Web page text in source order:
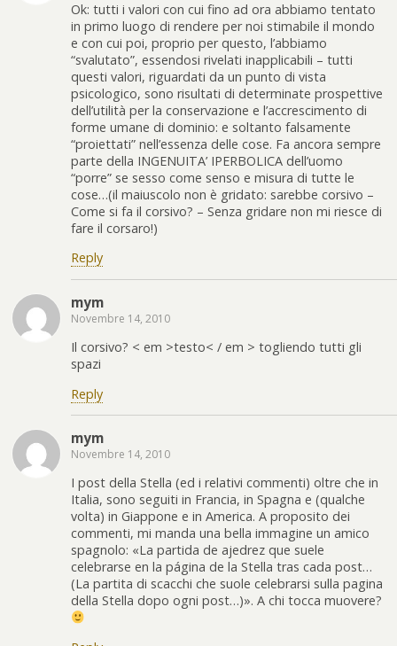
Ok: tutti i valori con cui fino ad ora abbiamo tentato
in primo luogo di rendere per noi stimabile il mondo
e con cui poi, proprio per questo, l’abbiamo
“svalutato”, essendosi rivelati inapplicabili – tutti
questi valori, riguardati da un punto di vista
psicologico, sono risultati di determinate prospettive
dell’utilità per la conservazione e l’accrescimento di
forme umane di dominio: e soltanto falsamente
“proiettati” nell’essenza delle cose. Fa ancora sempre
parte della INGENUITA’ IPERBOLICA dell’uomo
“porre” se sesso come senso e misura di tutte le
cose…(il maiuscolo non è gridato: sarebbe corsivo –
Come si fa il corsivo? – Senza gridare non mi riesce di
fare il corsaro!)
Reply
mym
Novembre 14, 2010
Il corsivo? < em >testo< / em > togliendo tutti gli
spazi
Reply
mym
Novembre 14, 2010
I post della Stella (ed i relativi commenti) oltre che in
Italia, sono seguiti in Francia, in Spagna e (qualche
volta) in Giappone e in America. A proposito dei
commenti, mi manda una bella immagine un amico
spagnolo: «La partida de ajedrez que suele
celebrarse en la página de la Stella tras cada post…
(La partita di scacchi che suole celebrarsi sulla pagina
della Stella dopo ogni post…)». A chi tocca muovere?